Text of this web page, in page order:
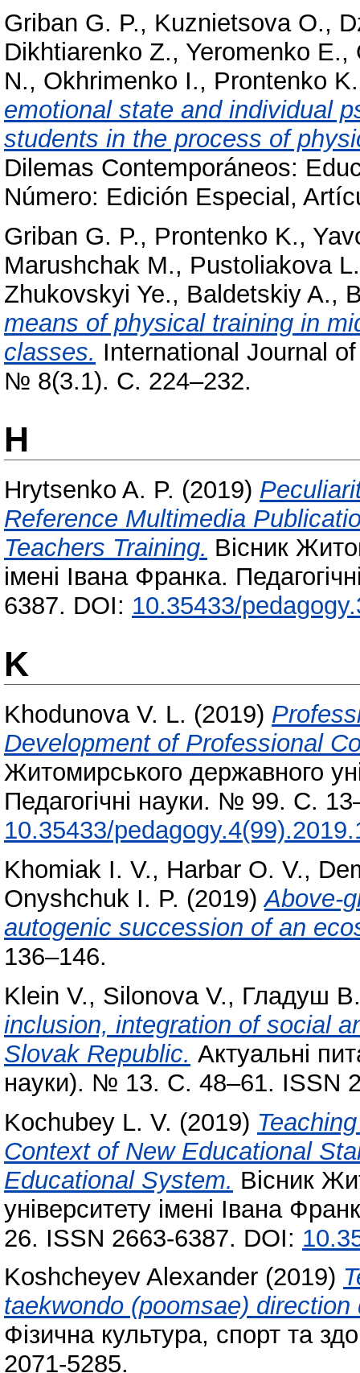
Griban G. P., Kuznіetsova O.,
Dikhtiarenko Z., Yeromenko E.,
N., Okhrimenko I., Prontenko K.
emotional state and individual
students in the process of
Dilemas Contemporáneos:
Número: Edición Especial,
Griban G. P., Prontenko K.,
Marushchak M., Pustoliakova L.
Zhukovskyi Ye., Baldetskiy A.,
means of physical training in
classes. International Journal
№ 8(3.1). С. 224–232.
H
Hrytsenko A. P. (2019)
Reference Multimedia
Teachers Training. Вісник
імені Івана Франка.
6387. DOI: 10.35433/
K
Khodunova V. L. (2019)
Development of Professional
Житомирського державного
Педагогічні науки. № 99. С.
10.35433/
Khomiak I. V., Harbar O. V.,
Onyshchuk I. P. (2019)Above-
autogenic succession of an
136–146.
Klein V., Silonova V., Гладуш
inclusion, integration of social
Slovak Republic. Актуальні
науки). № 13. С. 48–61. ISSN
Kochubey L. V. (2019)
Context of New Educational
Educational System. Вісник
університету імені Івана
26. ISSN 2663-6387. DOI:
Koshcheyev Alexander (2019)
taekwondo (poomsae)
Фізична культура, спорт та
2071-5285.